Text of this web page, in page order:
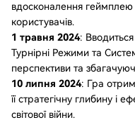
вдосконалення
користувачів.
1 травня 2024:
Турнірні Режими та
перспективи та
10 липня 2024: Гра
її стратегічну глибину і
світової війни.